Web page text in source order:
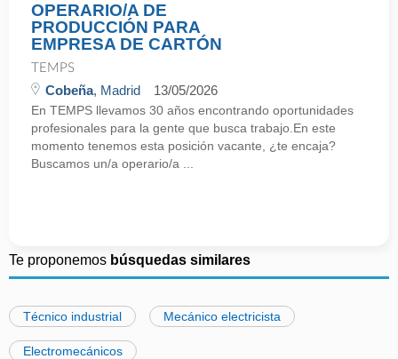
OPERARIO/A DE
PRODUCCIÓN PARA
EMPRESA DE CARTÓN
TEMPS
Cobeña, Madrid 13/05/2026
En TEMPS llevamos 30 años encontrando oportunidades
profesionales para la gente que busca trabajo.En este
momento tenemos esta posición vacante, ¿te encaja?
Buscamos un/a operario/a ...
Te proponemos búsquedas similares
Técnico industrial Mecánico electricista
Electromecánicos